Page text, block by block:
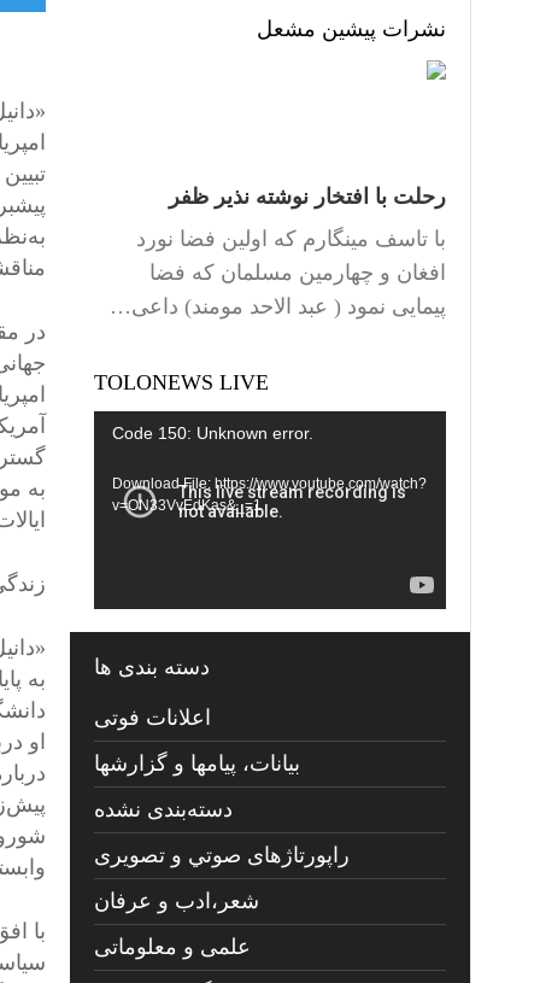
به
با
نشرات پیشین مشعل
رحلت با افتخار نوشته نذیر ظفر
با تاسف مینگارم که اولین فضا نورد
افغان و چهارمین مسلمان که فضا
پیمایی نمود ( عبد الاحد مومند) داعی…
TOLONEWS LIVE
Video
Code 150: Unknown error.
Download File: https://www.youtube.com/watch?
v=ON33VvEdKas&_=1
دسته بندی ها
اعلانات فوتی
بیانات، پیامها و گزارشها
دسته‌بندی نشده
راپورتاژهای صوتي و تصويری
شعر،ادب و عرفان
علمی و معلوماتی